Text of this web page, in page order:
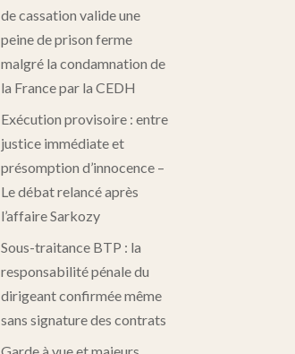
de cassation valide une
peine de prison ferme
malgré la condamnation de
la France par la CEDH
Exécution provisoire : entre
justice immédiate et
présomption d’innocence –
Le débat relancé après
l’affaire Sarkozy
Sous-traitance BTP : la
responsabilité pénale du
dirigeant confirmée même
sans signature des contrats
Garde à vue et majeurs